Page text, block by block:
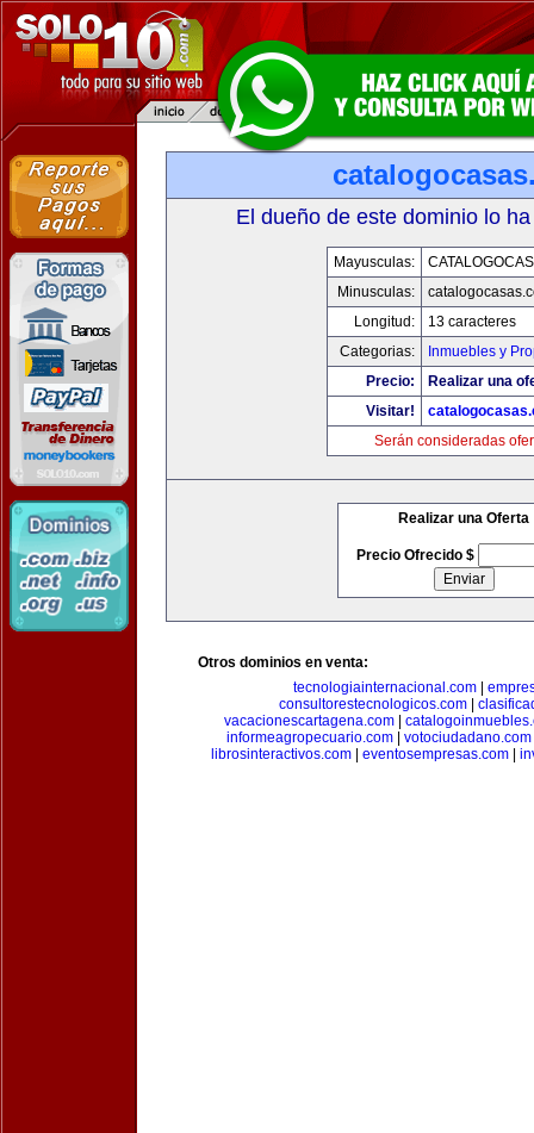
El dueño de este dominio lo
Mayusculas:
Minusculas:
Longitud:
13 caracteres
Categorias:
Inmuebles y
Precio:
Realizar una
Visitar!
Serán consideradas
Realizar una Oferta
Precio Ofrecido $
Otros dominios en venta:
tecnologiainternacional.com|
consultorestecnologicos.com
vacacionescartagena.com
informeagropecuario.com| votociudadano.com
librosinteractivos.com| eventosempresas.com|